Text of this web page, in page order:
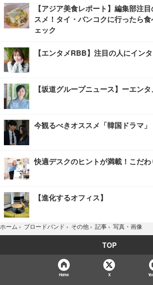
【アジア美食レポート】編集部注
スメ！タイ・バンコクに行ったら
ェック
【エンタメRBB】注目の人にイン
【坂道グループニュース】ーエン
今観るべきオススメ「韓国ドラマ」
快適デスクのヒントが満載！こだ
【進化するオフィス】
ホーム › ブロードバンド › その他 › 記事 › 写真・画像
TOP
Home X